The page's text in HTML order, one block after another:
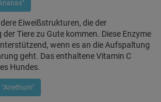
Eiweißstrukturen, die der
Tiere zu Gute kommen. Diese Enzyme
wenn es an die Aufspaltung
geht. Das enthaltene Vitamin C
Hundes.